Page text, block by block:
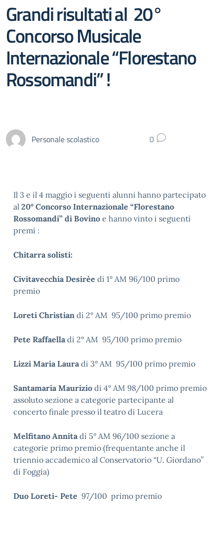
Grandi risultati al 20°
Concorso Musicale
Internazionale “Florestano
Rossomandi” !
Personale scolastico 0
Il 3 e il 4 maggio i seguenti alunni hanno partecipato
al 20° Concorso Internazionale “Florestano
Rossomandi” di Bovino e hanno vinto i seguenti
premi :
Chitarra solisti:
Civitavecchia Desirèe di 1° AM 96/100 primo
premio
Loreti Christian di 2° AM 95/100 primo premio
Pete Raffaelladi 2° AM 95/100 primo premio
Lizzi Maria Lauradi 3° AM 95/100 primo premio
Santamaria Maurizio di 4° AM 98/100 primo premio
assoluto sezione a categorie partecipante al
concerto finale presso il teatro di Lucera
Melfitano Annitadi 5° AM 96/100 sezione a
categorie primo premio (frequentante anche il
triennio accademico al Conservatorio “U. Giordano”
di Foggia)
Duo Loreti- Pete 97/100 primo premio